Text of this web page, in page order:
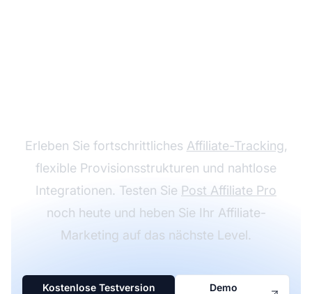
Erleben Sie fortschrittliches Affiliate-Tracking,
flexible Provisionsstrukturen und nahtlose
Integrationen. Testen Sie Post Affiliate Pro
noch heute und heben Sie Ihr Affiliate-
Marketing auf das nächste Level.
Kostenlose Testversion
Demo